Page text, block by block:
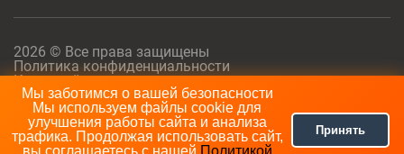
2026 © Все права защищены
Политика конфиденциальности
Карта сайта
Мы заботимся о вашей безопасности
Мы используем файлы cookie для
улучшения работы сайта и анализа
трафика. Продолжая использовать сайт,
вы соглашаетесь с нашей Политикой
Принять